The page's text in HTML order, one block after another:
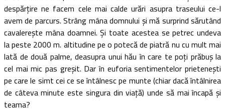
despărţire ne facem cele mai calde urări asupra traseului ce-l
avem de parcurs. Strâng mâna domnului şi mă surprind sărutând
cavalereşte mâna doamnei. Şi toate acestea se petrec undeva
la peste 2000 m. altitudine pe o potecă de piatră nu cu mult mai
lată de două palme, deasupra unui hău în care te poţi prăbuş la
cel mai mic pas greşit. Dar în euforia sentimentelor prieteneşti
pe care le simt cei ce se întâlnesc pe munte (chiar dacă întâlnirea
de câteva minute este singura din viaţă) unde să mai încapă şi
teama?